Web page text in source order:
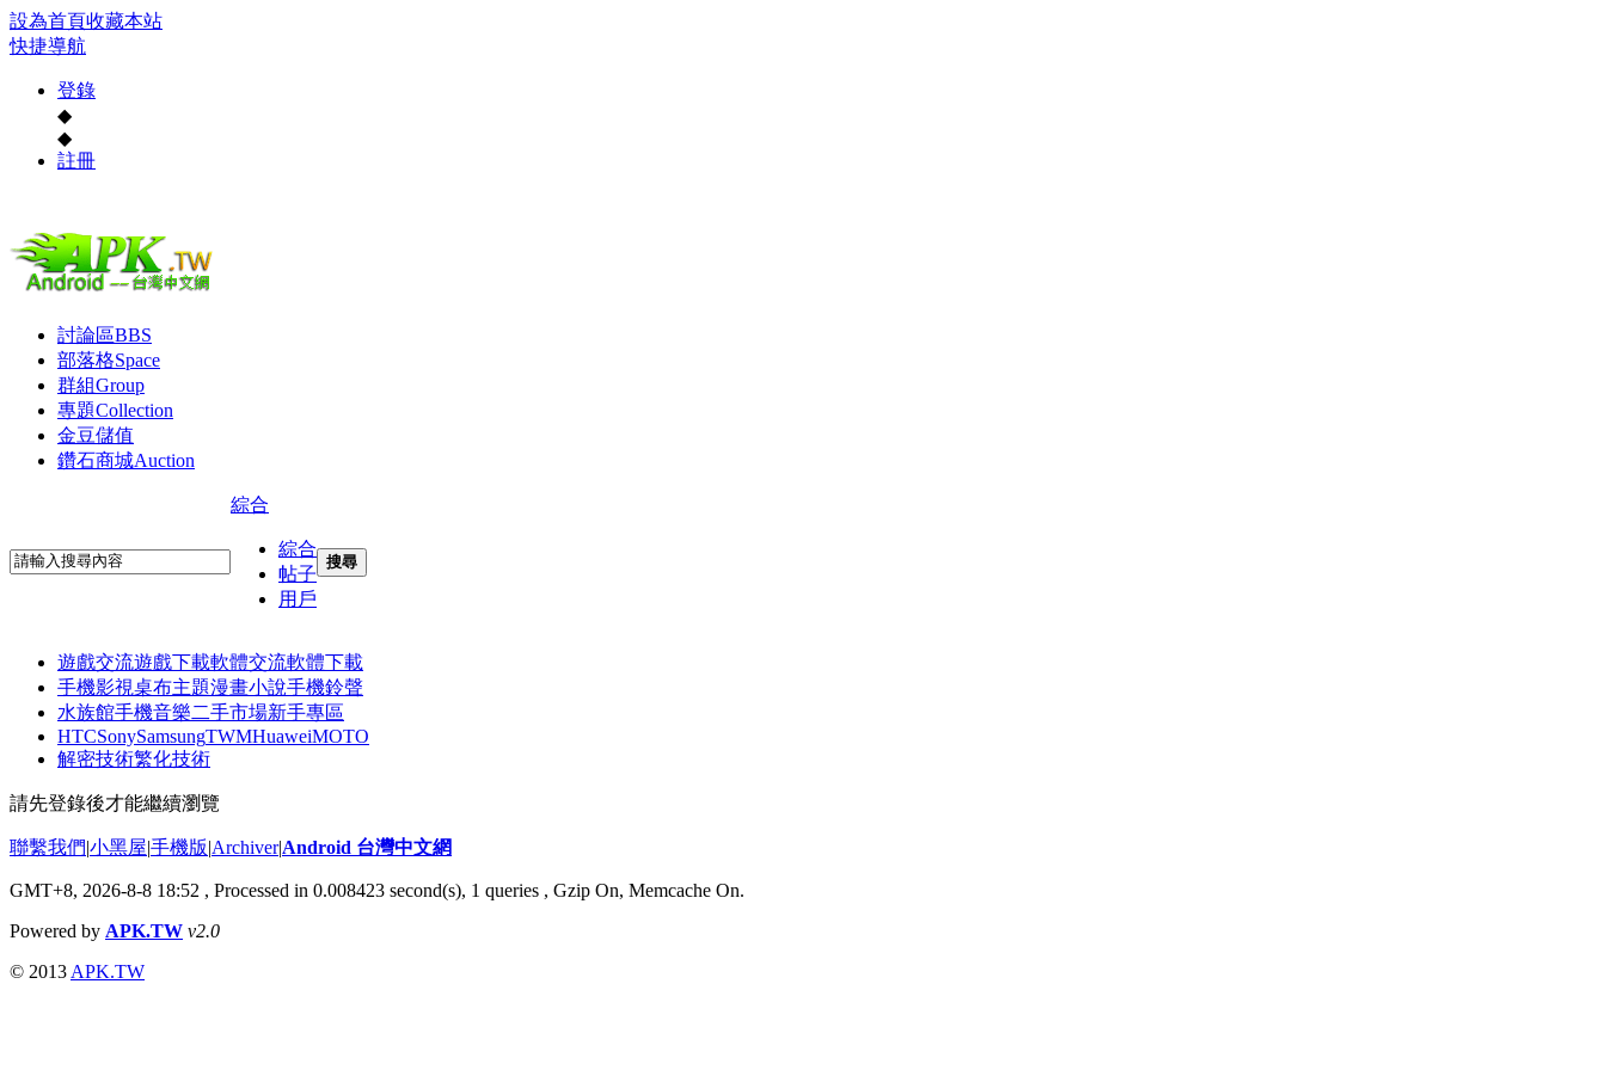
設為首頁收藏本站
快捷導航
登錄
◆
◆
註冊
討論區BBS
部落格Space
群組Group
專題Collection
金豆儲值
鑽石商城Auction
綜合
綜合
帖子
用戶
搜尋
遊戲交流遊戲下載軟體交流軟體下載
手機影視桌布主題漫畫小說手機鈴聲
水族館手機音樂二手市場新手專區
HTCSonySamsungTWMHuaweiMOTO
解密技術繁化技術
請先登錄後才能繼續瀏覽
聯繫我們|小黑屋|手機版|Archiver|Android 台灣中文網
GMT+8, 2026-8-8 18:52 , Processed in 0.008423 second(s), 1 queries , Gzip On, Memcache On.
Powered by APK.TW v2.0
© 2013 APK.TW